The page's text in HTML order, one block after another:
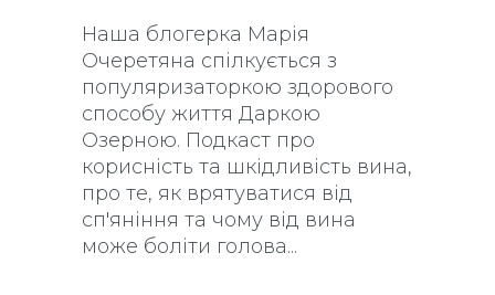
Наша блогерка Марія
Очеретяна спілкується з
популяризаторкою здорового
способу життя Даркою
Озерною. Подкаст про
корисність та шкідливість вина,
про те, як врятуватися від
сп'яніння та чому від вина
може боліти голова